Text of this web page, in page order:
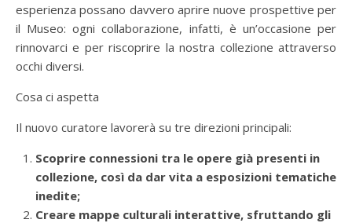
esperienza possano davvero aprire nuove prospettive per
il Museo: ogni collaborazione, infatti, è un’occasione per
rinnovarci e per riscoprire la nostra collezione attraverso
occhi diversi.
Cosa ci aspetta
Il nuovo curatore lavorerà su tre direzioni principali:
Scoprire connessioni tra le opere già presenti in
collezione, così da dar vita a esposizioni tematiche
inedite;
Creare mappe culturali interattive, sfruttando gli